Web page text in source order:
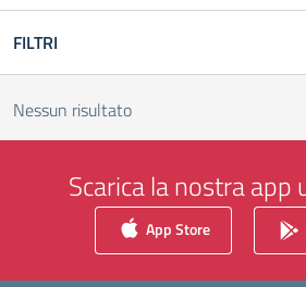
FILTRI
Nessun risultato
Scarica la nostra app
App Store